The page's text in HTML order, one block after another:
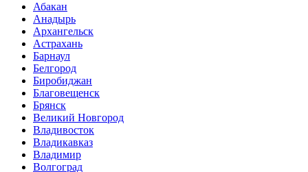
Абакан
Анадырь
Архангельск
Астрахань
Барнаул
Белгород
Биробиджан
Благовещенск
Брянск
Великий Новгород
Владивосток
Владикавказ
Владимир
Волгоград